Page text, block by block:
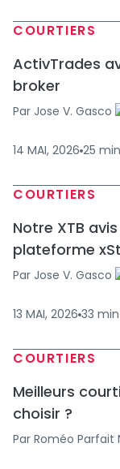
COURTIERS
ActivTrades
broker
Par Jose V. Gasco
14 MAI, 2026 25 min
COURTIERS
Notre XTB
plateforme
Par Jose V. Gasco
13 MAI, 2026 33 min
COURTIERS
Meilleurs
choisir ?
Par Roméo Parfait